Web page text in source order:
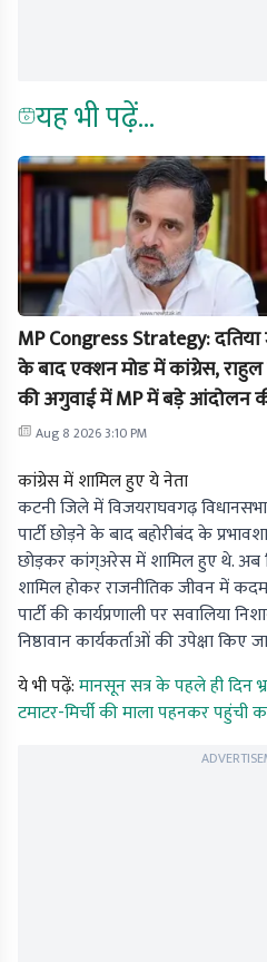
यह भी पढ़ें...
MP Congress Strategy: दतिया
के बाद एक्शन मोड में कांग्रेस, राहुल
की अगुवाई में MP में बड़े आंदोलन
तैयारी
Aug 8 2026 3:10 PM
कांग्रेस में शामिल हुए ये नेता
कटनी जिले में विजयराघवगढ़
पार्टी छोड़ने के बाद बहोरीबंद के
छोड़कर कांग्अरेस में शामिल हुए थे. अब
शामिल होकर राजनीतिक जीवन में
पार्टी की कार्यप्रणाली पर सवालिया
निष्ठावान कार्यकर्ताओं की उपेक्षा किए
ये भी पढ़ें:मानसून सत्र के पहले ही दिन
टमाटर-मिर्ची की माला पहनकर पहुंची